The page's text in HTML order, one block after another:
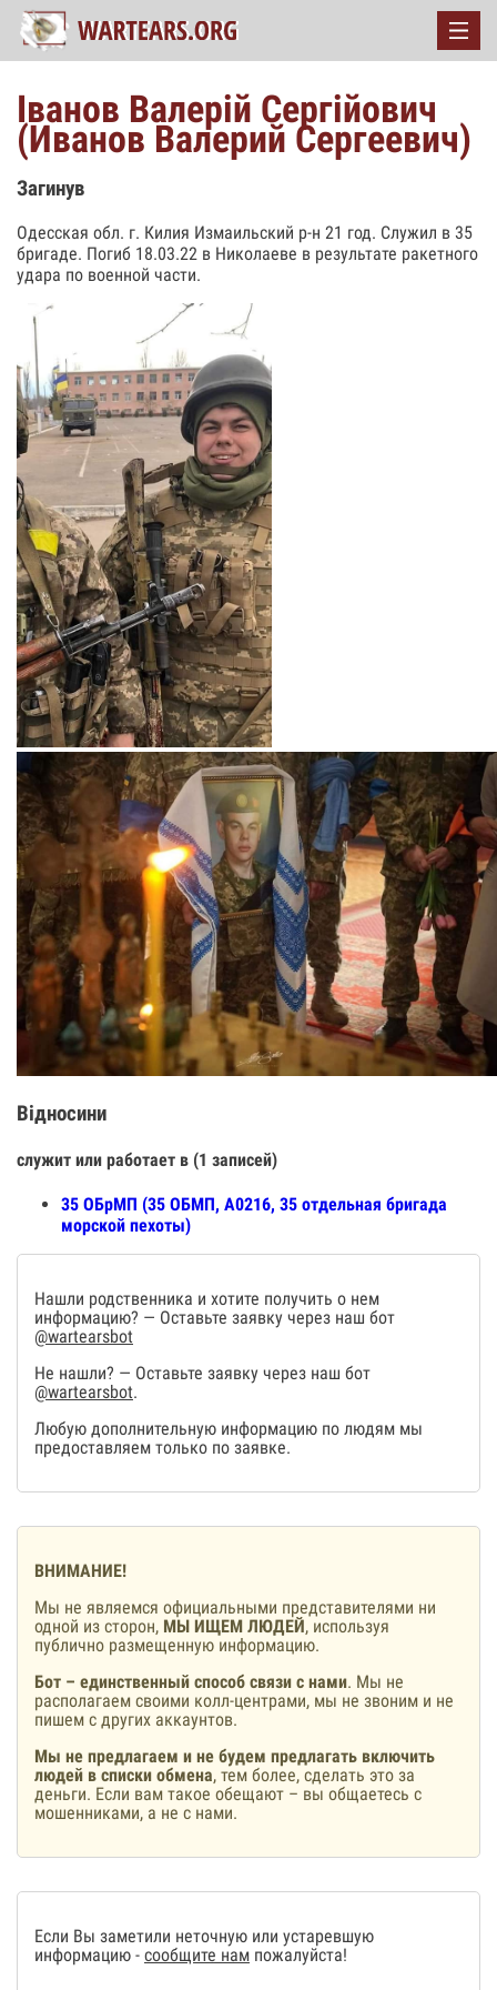
Іванов Валерій Сергійович
(Иванов Валерий Сергеевич)
Загинув
Одесская обл. г. Килия Измаильский р-н 21 год. Служил в 35
бригаде. Погиб 18.03.22 в Николаеве в результате ракетного
удара по военной части.
Відносини
служит или работает в (1 записей)
35 ОБрМП (35 ОБМП, А0216, 35 отдельная бригада
морской пехоты)
Нашли родственника и хотите получить о нем
информацию? — Оставьте заявку через наш бот
@wartearsbot
Не нашли? — Оставьте заявку через наш бот
@wartearsbot.
Любую дополнительную информацию по людям мы
предоставляем только по заявке.
ВНИМАНИЕ!
Мы не являемся официальными представителями ни
одной из сторон, МЫ ИЩЕМ ЛЮДЕЙ, используя
публично размещенную информацию.
Бот – единственный способ связи с нами. Мы не
располагаем своими колл-центрами, мы не звоним и не
пишем с других аккаунтов.
Мы не предлагаем и не будем предлагать включить
людей в списки обмена, тем более, сделать это за
деньги. Если вам такое обещают – вы общаетесь с
мошенниками, а не с нами.
Если Вы заметили неточную или устаревшую
информацию - сообщите нам пожалуйста!